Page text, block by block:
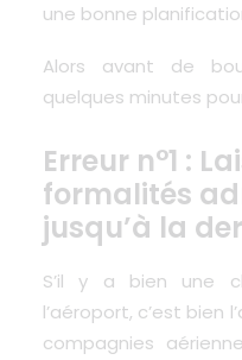
une bonne
Alors avant de
quelques minutes
Erreur n°1 :
formalités
jusqu’à la
S’il y a bien une
l’aéroport, c’est bien
compagnies